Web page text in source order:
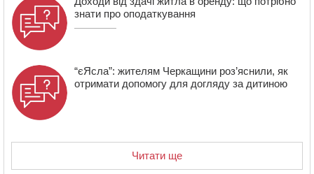
знати про оподаткування
“єЯсла”: жителям Черкащини роз’яснили, як
отримати допомогу для догляду за дитиною
Читати ще